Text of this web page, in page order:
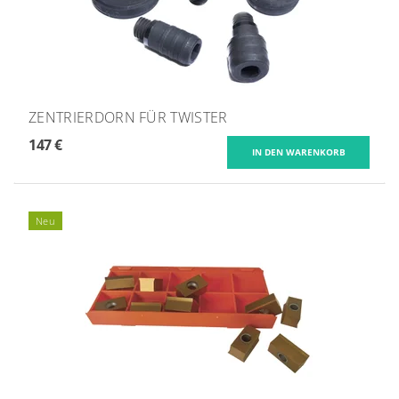
ZENTRIERDORN FÜR TWISTER
147 €
Neu